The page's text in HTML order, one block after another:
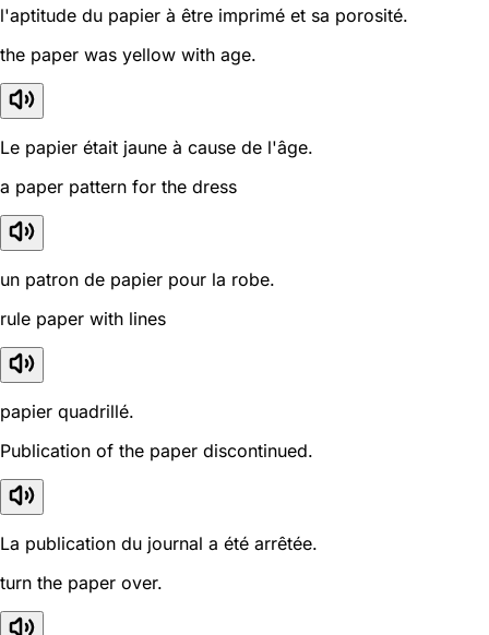
l'aptitude du papier à être imprimé et sa porosité.
the paper was yellow with age.
Le papier était jaune à cause de l'âge.
a paper pattern for the dress
un patron de papier pour la robe.
rule paper with lines
papier quadrillé.
Publication of the paper discontinued.
La publication du journal a été arrêtée.
turn the paper over.